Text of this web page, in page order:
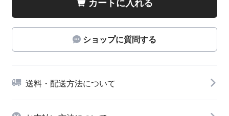
カートに入れる
ショップに質問する
送料・配送方法について